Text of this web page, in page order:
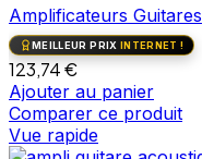
Amplificateurs Guitares
MEILLEUR PRIX INTERNET !
123,74€
Ajouter au panier
Comparer ce produit
Vue rapide